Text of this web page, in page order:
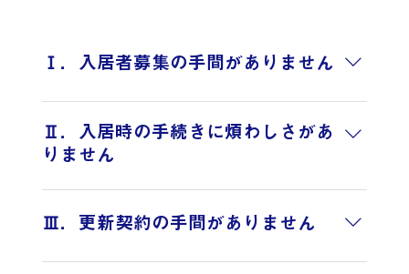
Ⅰ．入居者募集の手間がありません
各種賃貸情報媒体を利用することにより、入居者募
集をスピーディーに行います。※サポート業務内容
をご参照ください。
Ⅱ．入居時の手続きに煩わしさがあ
りません
入居予定者の審査(提携の保証会社によって厳選なる
入居審査)、必要書類の確認、賃貸借契約書の作成、
する金銭についても当社が責任を持って代行し集金
Ⅲ．更新契約の手間がありません
賃貸借契約更新時の賃料改定を含めた、更新事務手